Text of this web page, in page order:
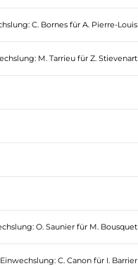
C. Bornes für A. Pierre-Louis
M. Tarrieu für Z. Stievenart
O. Saunier für M. Bousquet
Einwechslung: C. Canon für I. Barrier